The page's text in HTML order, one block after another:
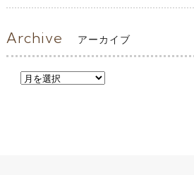
Archive アーカイブ